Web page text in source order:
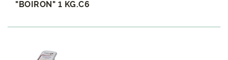
"BOIRON" 1 KG.C6